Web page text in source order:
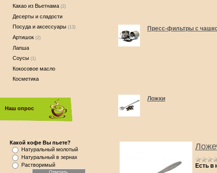
Какао из Вьетнама (2)
Десерты и сладости
Посуда и аксессуары (13)
Артишок (2)
Лапша
Соусы (1)
Кокосовое масло
Косметика
Наш опрос
Какой кофе Вы пьете?
Натуральный молотый
Натуральный в зернах
Растворимый
Пресс-фильтры с
Ложки
Есть в